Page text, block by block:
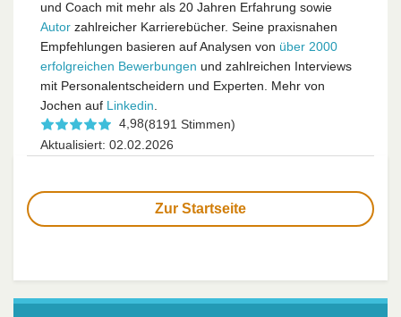
und Coach mit mehr als 20 Jahren Erfahrung sowie
Autor zahlreicher Karrierebücher. Seine praxisnahen
Empfehlungen basieren auf Analysen von über 2000
erfolgreichen Bewerbungen und zahlreichen Interviews
mit Personalentscheidern und Experten. Mehr von
Jochen auf Linkedin
4,98(8191 Stimmen)
Aktualisiert: 02.02.2026
Zur Startseite